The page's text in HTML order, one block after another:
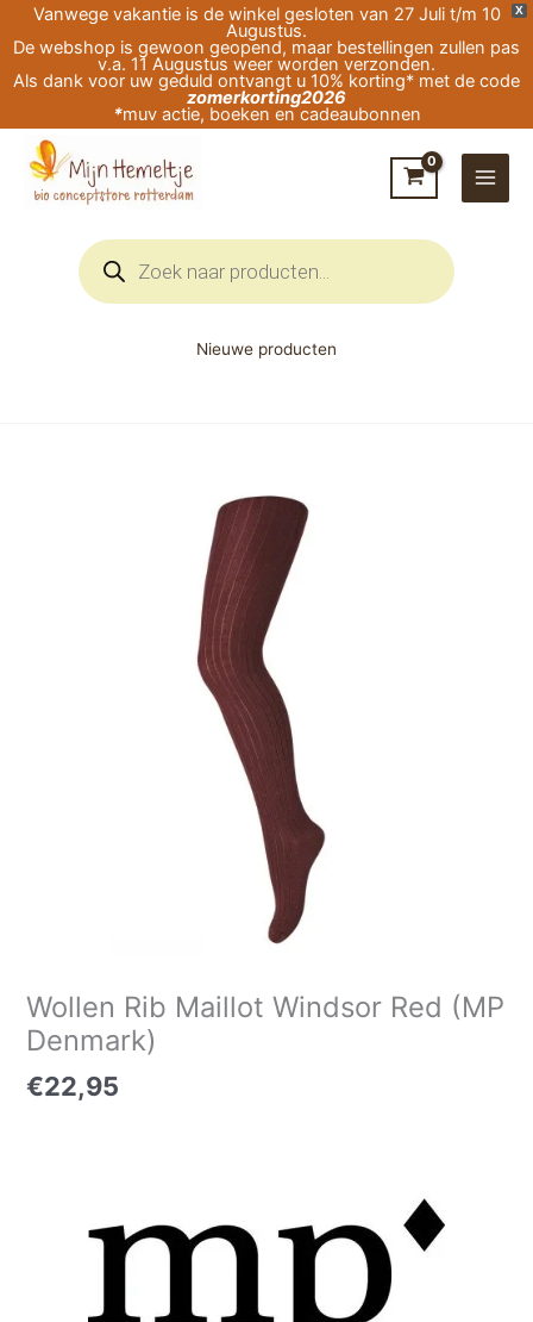
X
Vanwege vakantie is de winkel gesloten van 27 Juli t/m 10
Augustus.
De webshop is gewoon geopend, maar bestellingen zullen pas
v.a. 11 Augustus weer worden verzonden.
Als dank voor uw geduld ontvangt u 10% korting* met de code
zomerkorting2026
*muv actie, boeken en cadeaubonnen
naar
de
Producten
zoeken
Nieuwe producten
Wollen Rib Maillot Windsor Red (MP
Denmark)
€22,95